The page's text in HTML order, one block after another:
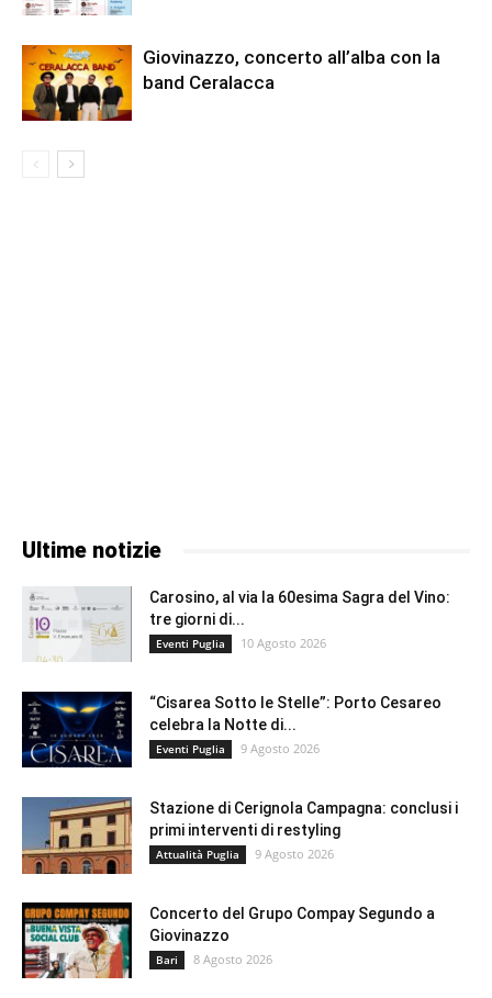
Giovinazzo, concerto all’alba con la
band Ceralacca
Ultime notizie
Carosino, al via la 60esima Sagra del Vino:
tre giorni di...
Eventi Puglia 10 Agosto 2026
“Cisarea Sotto le Stelle”: Porto Cesareo
celebra la Notte di...
Eventi Puglia 9 Agosto 2026
Stazione di Cerignola Campagna: conclusi i
primi interventi di restyling
Attualità Puglia 9 Agosto 2026
Concerto del Grupo Compay Segundo a
Giovinazzo
Bari 8 Agosto 2026